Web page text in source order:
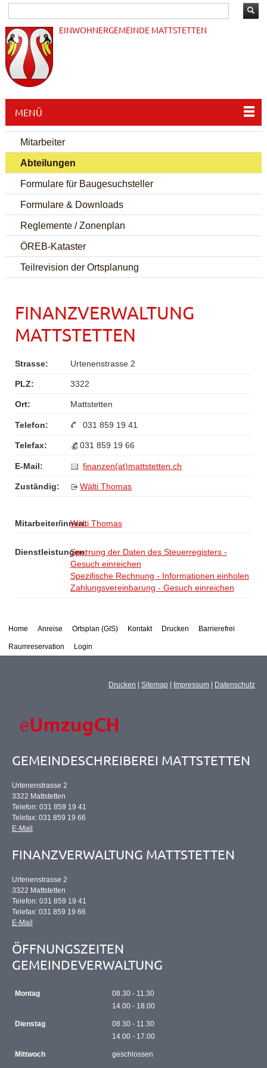
EINWOHNERGEMEINDE MATTSTETTEN
MENÜ
Mitarbeiter
Abteilungen
Formulare für Baugesuchsteller
Formulare & Downloads
Reglemente / Zonenplan
ÖREB-Kataster
Teilrevision der Ortsplanung
FINANZVERWALTUNG
MATTSTETTEN
Strasse: Urtenenstrasse 2
PLZ: 3322
Ort: Mattstetten
Telefon: 031 859 19 41
Telefax: 031 859 19 66
E-Mail: finanzen(at)mattstetten.ch
Zuständig: Wälti Thomas
Mitarbeiter/innen:Wälti Thomas
Dienstleistungen:Sperrung der Daten des Steuerregisters -
Gesuch einreichen
Spezifische Rechnung - Informationen einholen
Zahlungsvereinbarung - Gesuch einreichen
Home Anreise Ortsplan (GIS) Kontakt Drucken Barrierefrei
Raumreservation Login
Drucken | Sitemap | Impressum | Datenschutz
GEMEINDESCHREIBEREI MATTSTETTEN
Urtenenstrasse 2
3322 Mattstetten
Telefon: 031 859 19 41
Telefax: 031 859 19 66
E-Mail
FINANZVERWALTUNG MATTSTETTEN
Urtenenstrasse 2
3322 Mattstetten
Telefon: 031 859 19 41
Telefax: 031 859 19 66
E-Mail
ÖFFNUNGSZEITEN
GEMEINDEVERWALTUNG
Montag
08.30 - 11.30
14.00 - 18.00
Dienstag
08.30 - 11.30
14.00 - 17.00
Mittwoch geschlossen